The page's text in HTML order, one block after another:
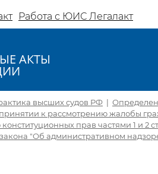
Работа с ЮИС Легалакт
АКТЫ
высших судов РФ |
к рассмотрению жалобы
прав частями 1 и 2
"Об административном